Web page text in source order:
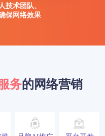
技术团队、
保网络效果
务的网络营销